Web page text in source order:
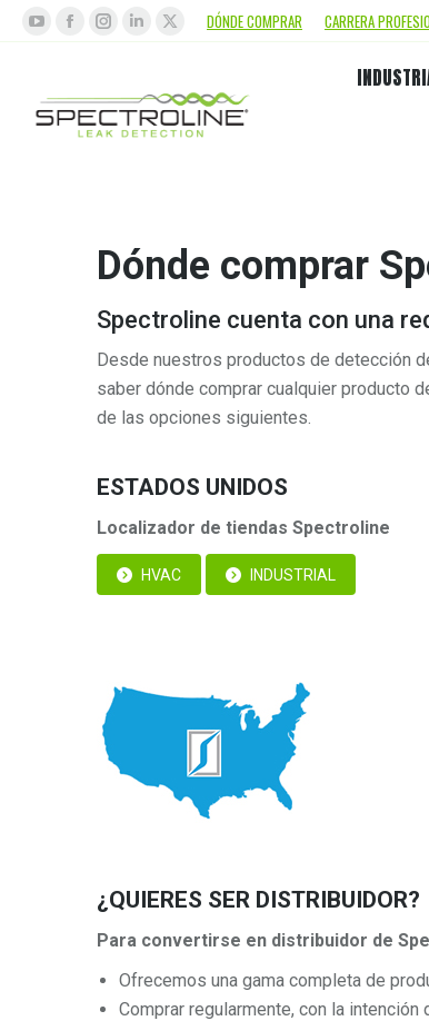
DÓNDE COMPRAR CARRERA
Dónde comprar
Spectroline cuenta con una
Desde nuestros productos de detección
saber dónde comprar cualquier producto
de las opciones siguientes.
ESTADOS UNIDOS
Localizador de tiendas Spectroline
HVAC INDUSTRIAL
¿QUIERES SER DISTRIBUIDOR?
Para convertirse en distribuidor de
Ofrecemos una gama completa de
Comprar regularmente, con la